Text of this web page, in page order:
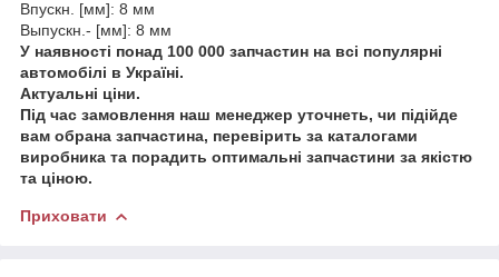
Впускн. [мм]: 8 мм
Выпускн.- [мм]: 8 мм
У наявності понад 100 000 запчастин на всі популярні
автомобілі в Україні.
Актуальні ціни.
Під час замовлення наш менеджер уточнеть, чи підійде
вам обрана запчастина, перевірить за каталогами
виробника та порадить оптимальні запчастини за якістю
та ціною.
Приховати